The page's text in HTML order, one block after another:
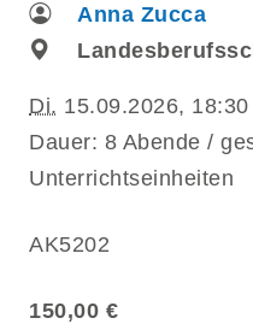
Anna Zucca
Di. 15.09.2026,
Dauer: 8 Abende /
Unterrichtseinheiten
AK5202
150,00 €